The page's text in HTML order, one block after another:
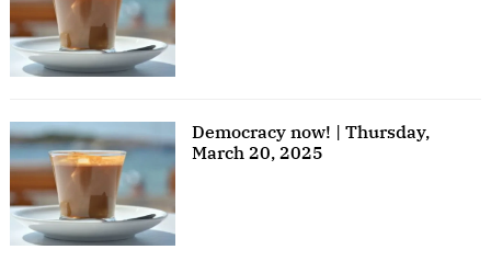
Democracy now! | Thursday,
March 20, 2025